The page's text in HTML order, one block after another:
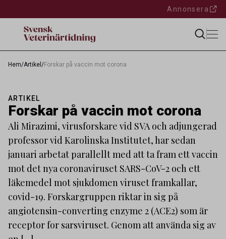
Annonsera
Hem/Artikel /Forskar på vaccin mot corona
ARTIKEL
Forskar på vaccin mot corona
Ali Mirazimi, virusforskare vid SVA och adjungerad
professor vid Karolinska Institutet, har sedan
januari arbetat parallellt med att ta fram ett vaccin
mot det nya coronaviruset SARS-CoV-2 och ett
läkemedel mot sjukdomen viruset framkallar,
covid-19. Forskargruppen riktar in sig på
angiotensin-converting enzyme 2 (ACE2) som är
receptor for sarsviruset. Genom att använda sig av